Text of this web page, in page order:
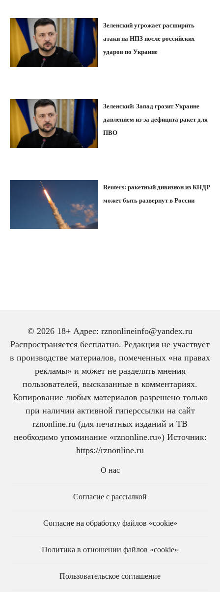
Зеленский угрожает расширить
атаки на НПЗ после российских
ударов по Украине
Зеленский: Запад грозит Украине
давлением из-за дефицита ракет для
ПВО
Reuters: ракетный дивизион из КНДР
может быть развернут в России
© 2026 18+ Адрес: rznonlineinfo@yandex.ru
Распространяется бесплатно. Редакция не участвует
в производстве материалов, помеченных «на правах
рекламы» и может не разделять мнения
пользователей, высказанные в комментариях.
Копирование любых материалов разрешено только
при наличии активной гиперссылки на сайт
rznonline.ru (для печатных изданий и ТВ
необходимо упоминание «rznonline.ru») Источник:
https://rznonline.ru
О нас
Согласие с рассылкой
Согласие на обработку файлов «cookie»
Политика в отношении файлов «cookie»
Пользовательское соглашение